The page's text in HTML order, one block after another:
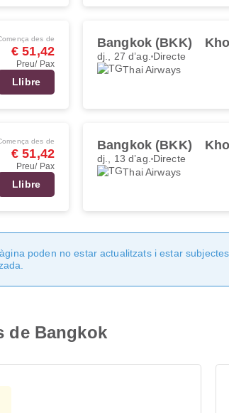
des de
€ 51,42
Preu/ Pax
Llibre
Bangkok (BKK)
dj., 27 d’ag. Directe
Thai Airways
des de
€ 51,42
Preu/ Pax
Llibre
Bangkok (BKK)
dj., 13 d’ag. Directe
Thai Airways
poden no estar actualitzats i estar
de Bangkok